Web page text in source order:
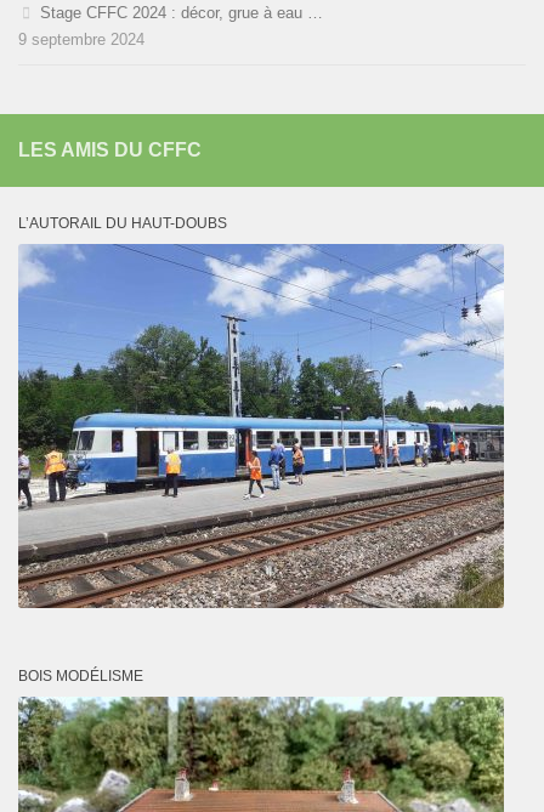
Stage CFFC 2024 : décor, grue à eau …
9 septembre 2024
LES AMIS DU CFFC
L’AUTORAIL DU HAUT-DOUBS
BOIS MODÉLISME